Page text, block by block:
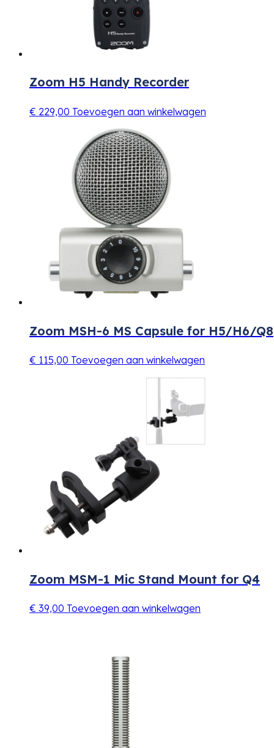
Zoom H5 Handy Recorder
€ 229,00 Toevoegen aan winkelwagen
Zoom MSH-6 MS Capsule for H5/H6/Q8
€ 115,00 Toevoegen aan winkelwagen
Zoom MSM-1 Mic Stand Mount for Q4
€ 39,00 Toevoegen aan winkelwagen